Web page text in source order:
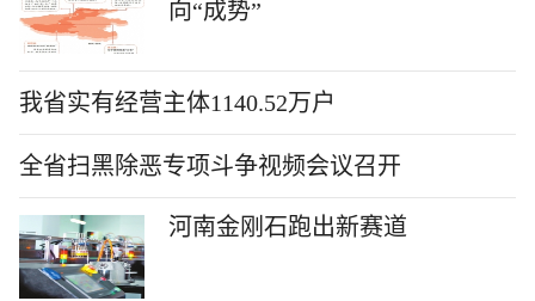
向“成势”
我省实有经营主体1140.52万户
全省扫黑除恶专项斗争视频会议召开
河南金刚石跑出新赛道